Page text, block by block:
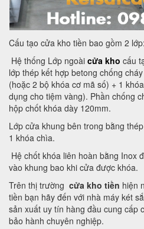
Cấu tạo cửa kho tiền bao gồm 2 lớp:
Hệ thống Lớp ngoài cửa kho cấu
lớp thép kết hợp betong chống
(hoặc 2 bộ khóa cơ mã số) + 1
dụng cho tiệm vàng). Phần chống
hộp chốt khóa dày 120mm.
Lớp cửa khung bên trong bằng
1 khóa chìa.
Hệ chốt khóa liên hoàn bằng Inox
vào khung bao khi cửa được khóa.
Trên thị trường cửa kho tiền hiện
tiền bạn hãy đến với nhà máy két
sản xuất uy tín hàng đầu cung cấp
bảo hành chuyên nghiệp.